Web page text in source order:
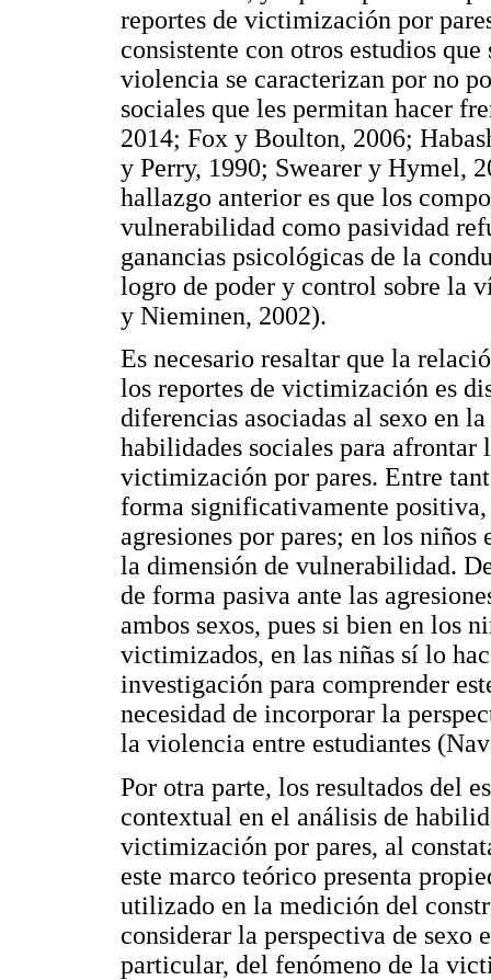
reportes de victimización por
consistente con otros estudios
violencia se caracterizan por no
sociales que les permitan hacer
2014; Fox y Boulton, 2006;
y Perry, 1990; Swearer y Hymel,
hallazgo anterior es que los
vulnerabilidad como pasividad
ganancias psicológicas de la
logro de poder y control sobre la
y Nieminen, 2002).
Es necesario resaltar que la
los reportes de victimización es
diferencias asociadas al sexo en
habilidades sociales para afrontar
victimización por pares. Entre
forma significativamente positiva,
agresiones por pares; en los
la dimensión de vulnerabilidad.
de forma pasiva ante las
ambos sexos, pues si bien en los
victimizados, en las niñas sí lo
investigación para comprender
necesidad de incorporar la
la violencia entre estudiantes
Por otra parte, los resultados del
contextual en el análisis de
victimización por pares, al
este marco teórico presenta
utilizado en la medición del
considerar la perspectiva de sexo
particular, del fenómeno de la